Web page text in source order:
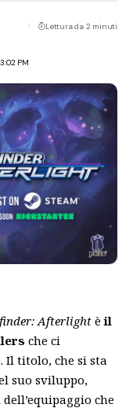
PM
Lettura da 2 minuti
Afterlightèil
che ci
Il titolo, che si sta
suo sviluppo,
che